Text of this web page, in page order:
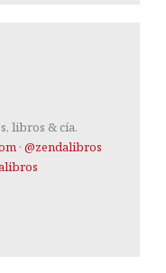
libros & cía.
· @zendalibros